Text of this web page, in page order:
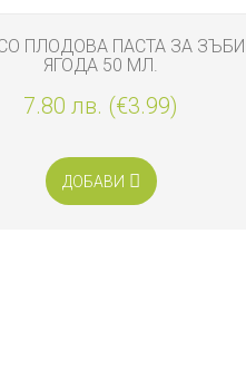
ПЛОДОВА ПАСТА ЗА ЗЪБИ
ЯГОДА 50 МЛ.
7.80 лв. (€3.99)
ДОБАВИ